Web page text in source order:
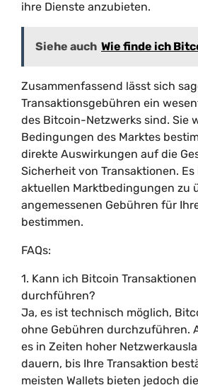
ihre Dienste anzubieten.
Siehe auch Wie finde ich
Zusammenfassend lässt sich
Transaktionsgebühren ein
des Bitcoin-Netzwerks sind. Sie
Bedingungen des Marktes
direkte Auswirkungen auf die
Sicherheit von Transaktionen.
aktuellen Marktbedingungen zu
angemessenen Gebühren für
bestimmen.
FAQs:
1. Kann ich Bitcoin
durchführen?
Ja, es ist technisch möglich,
ohne Gebühren durchzuführen.
es in Zeiten hoher
dauern, bis Ihre Transaktion
meisten Wallets bieten jedoch